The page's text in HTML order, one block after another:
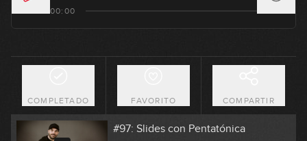
00:00
COMPLETADO FAVORITO COMPARTIR
11:29
#96: Double Stops en G
#97: Slides con Pentatónica